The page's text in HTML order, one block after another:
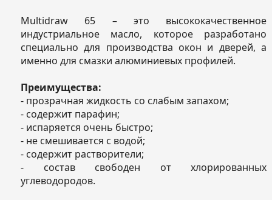
Multidraw 65 – это высококачественное
индустриальное масло, которое разработано
специально для производства окон и дверей, а
именно для смазки алюминиевых профилей.
Преимущества:
- прозрачная жидкость со слабым запахом;
- содержит парафин;
- испаряется очень быстро;
- не смешивается с водой;
- содержит растворители;
- состав свободен от хлорированных
углеводородов.